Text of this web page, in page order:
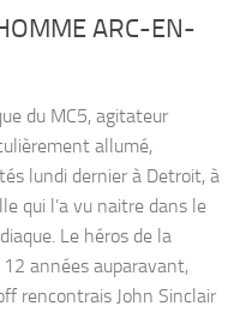
ARC-EN-
du MC5, agitateur
allumé,
lundi dernier à Detroit, à
qui l’a vu naitre dans le
Le héros de la
années auparavant,
rencontrais John Sinclair